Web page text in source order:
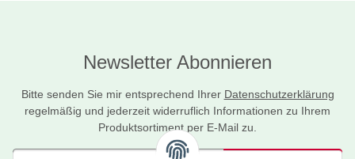
Newsletter Abonnieren
Bitte senden Sie mir entsprechend Ihrer Datenschutzerklärung
regelmäßig und jederzeit widerruflich Informationen zu Ihrem
Produktsortiment per E-Mail zu.